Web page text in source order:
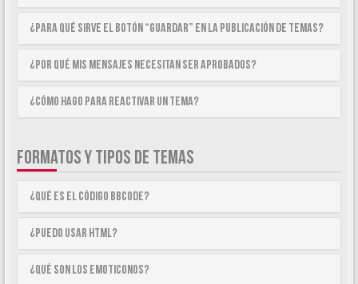
¿Para qué sirve el botón “Guardar” en la publicación de temas?
¿Por qué mis mensajes necesitan ser aprobados?
¿Cómo hago para reactivar un tema?
FORMATOS Y TIPOS DE TEMAS
¿Qué es el código BBCode?
¿Puedo usar HTML?
¿Qué son los emoticonos?